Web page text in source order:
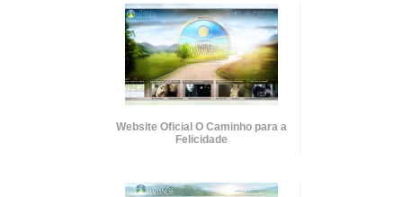
Website Oficial O Caminho para a
Felicidade